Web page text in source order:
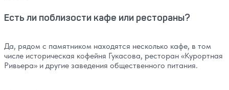
Есть ли поблизости кафе или рестораны?
Да, рядом с памятником находятся несколько кафе, в том
числе историческая кофейня Гукасова, ресторан «Курортная
Ривьера» и другие заведения общественного питания.